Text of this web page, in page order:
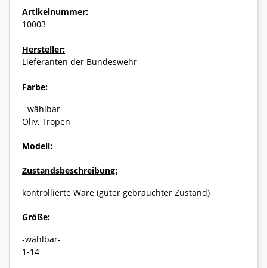
Artikelnummer:
10003
Hersteller:
Lieferanten der Bundeswehr
Farbe:
- wählbar -
Oliv, Tropen
Modell:
Zustandsbeschreibung:
kontrollierte Ware (guter gebrauchter Zustand)
Größe:
-wählbar-
1-14